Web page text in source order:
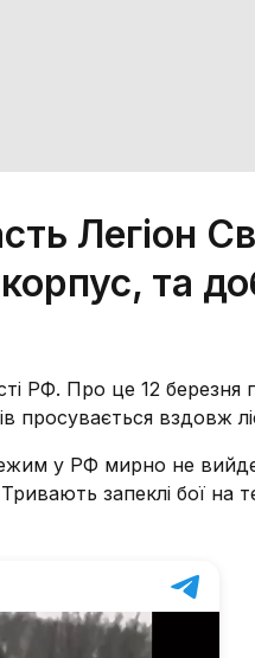
Легіон
та
РФ. Про це 12 березня
просувається вздовж
у РФ мирно не
запеклі бої на